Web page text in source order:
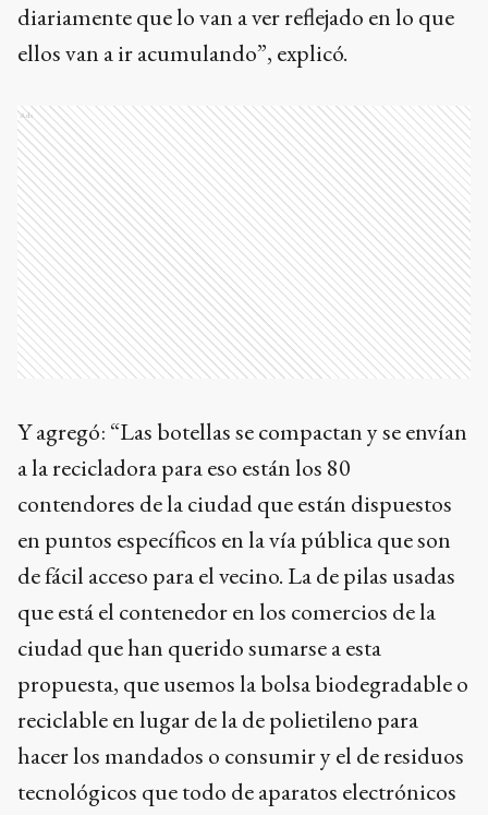
diariamente que lo van a ver reflejado en lo que
ellos van a ir acumulando”, explicó.
Ads
Y agregó: “Las botellas se compactan y se envían
a la recicladora para eso están los 80
contendores de la ciudad que están dispuestos
en puntos específicos en la vía pública que son
de fácil acceso para el vecino. La de pilas usadas
que está el contenedor en los comercios de la
ciudad que han querido sumarse a esta
propuesta, que usemos la bolsa biodegradable o
reciclable en lugar de la de polietileno para
hacer los mandados o consumir y el de residuos
tecnológicos que todo de aparatos electrónicos